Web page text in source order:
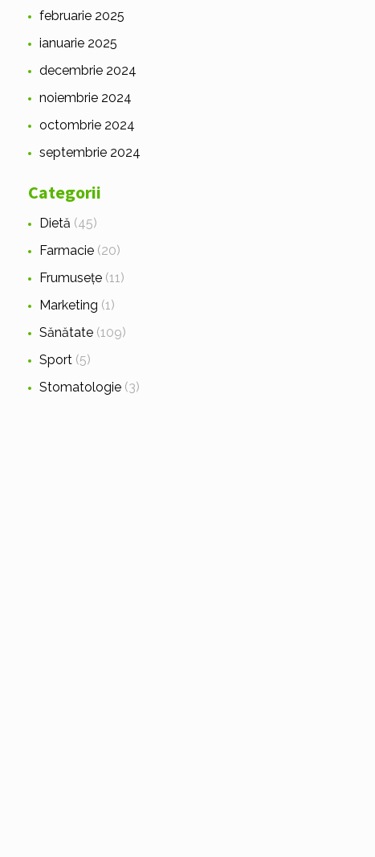
februarie 2025
ianuarie 2025
decembrie 2024
noiembrie 2024
octombrie 2024
septembrie 2024
Categorii
Dietă (45)
Farmacie(20)
Frumusețe(11)
Marketing (1)
Sănătate(109)
Sport(5)
Stomatologie(3)